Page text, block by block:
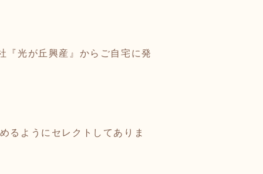
『光が丘興産』からご自宅に発
るようにセレクトしてありま